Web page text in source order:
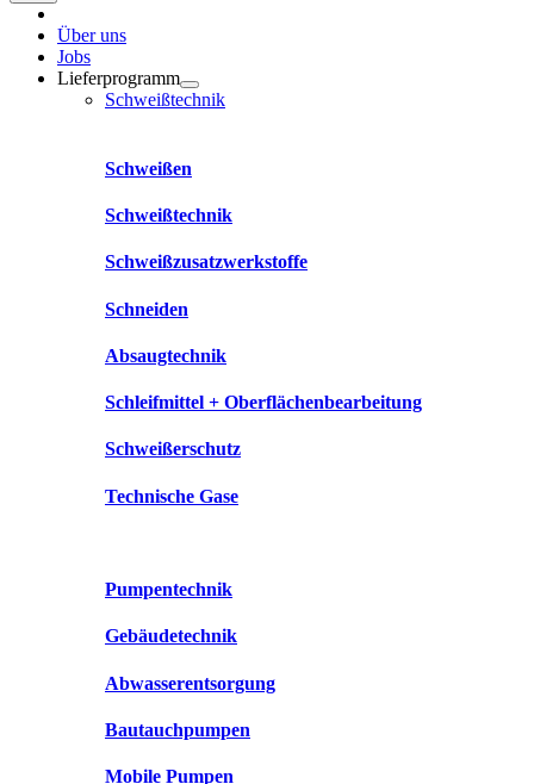
Über uns
Jobs
Lieferprogramm
Schweißtechnik
Schweißen
Schweißtechnik
Schweißzusatzwerkstoffe
Schneiden
Absaugtechnik
Schleifmittel + Oberflächenbearbeitung
Schweißerschutz
Technische Gase
Pumpentechnik
Gebäudetechnik
Abwasserentsorgung
Bautauchpumpen
Mobile Pumpen